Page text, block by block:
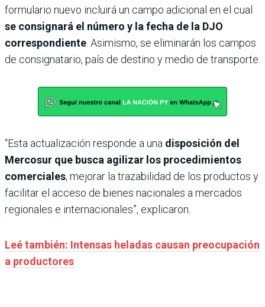
formulario nuevo incluirá un campo adicional en el cual
se consignará el número y la fecha de la DJO
correspondiente . Asimismo, se eliminarán los campos
de consignatario, país de destino y medio de transporte.
“Esta actualización responde a una disposición del
Mercosur que busca agilizar los procedimientos
comerciales, mejorar la trazabilidad de los productos y
facilitar el acceso de bienes nacionales a mercados
regionales e internacionales”, explicaron.
Leé también: Intensas heladas causan preocupación
a productores